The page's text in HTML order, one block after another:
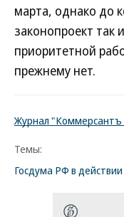
марта, однако до
законопроект так
приоритетной
прежнему нет.
Журнал
Темы:
Госдума РФ в действии